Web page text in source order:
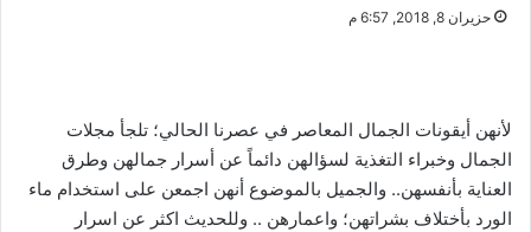
حزيران 8, 2018, 6:57 م
لأنهن أيقونات الجمال المعاصر في عصرنا الحالي؛ تلجأ مجلات
الجمال وخبراء التغذية لسؤالهن دائماً عن أسرار جمالهن وطرق
العناية بأنفسهن.. والجميل بالموضوع أنهن اجمعن على استخدام ماء
الورد بأختلاف بشراتهن؛ واعمارهن .. وللحديث اكثر عن اسرار